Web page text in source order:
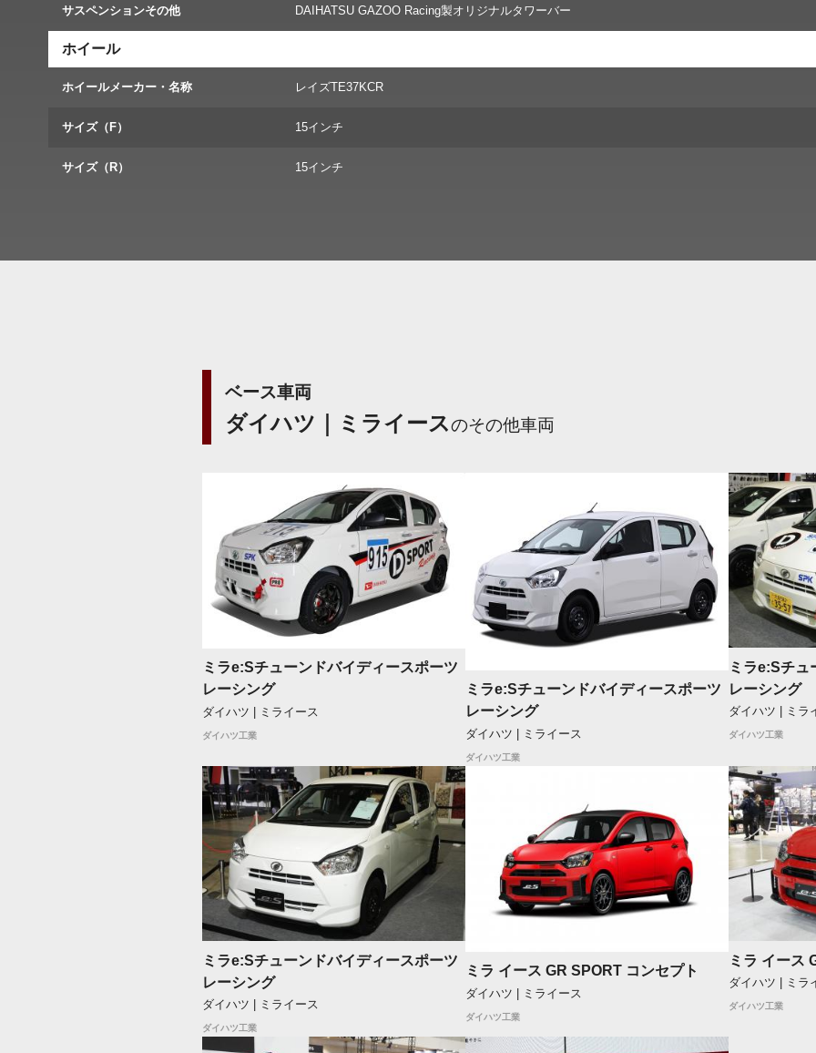
サスペンションその他 DAIHATSU GAZOO Racing製オリジナルタワーバー
ホイール
ホイールメーカー・名称 レイズTE37KCR
サイズ（F） 15インチ
サイズ（R） 15インチ
ベース車両
ダイハツ｜ミライースのその他車両
ミラe:Sチューンドバイディースポーツ
レーシング
ダイハツ | ミライース
ダイハツ工業
ミラe:Sチューンドバイディースポーツ
レーシング
ダイハツ | ミライース
ダイハツ工業
ミラe:Sチュ
レーシング
ダイハツ | ミラ
ダイハツ工業
ミラe:Sチューンドバイディースポーツ
レーシング
ダイハツ | ミライース
ダイハツ工業
ミラ イース GR SPORT コンセプト
ダイハツ | ミライース
ダイハツ工業
ミラ イース
ダイハツ | ミラ
ダイハツ工業